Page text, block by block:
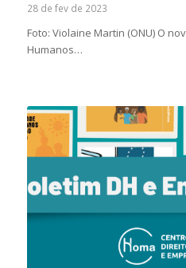
28 de fev de 2023
Foto: Violaine Martin (ONU) O
Humanos…